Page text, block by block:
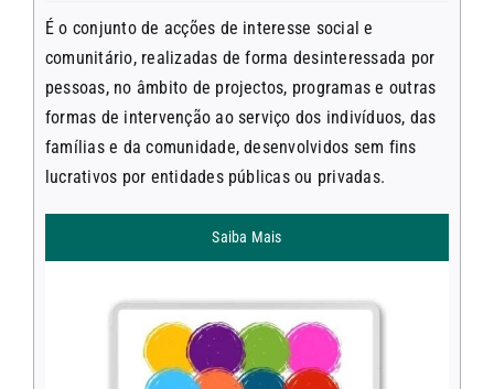
É o conjunto de acções de interesse social e
comunitário, realizadas de forma desinteressada por
pessoas, no âmbito de projectos, programas e outras
formas de intervenção ao serviço dos indivíduos, das
famílias e da comunidade, desenvolvidos sem fins
lucrativos por entidades públicas ou privadas.
Saiba Mais